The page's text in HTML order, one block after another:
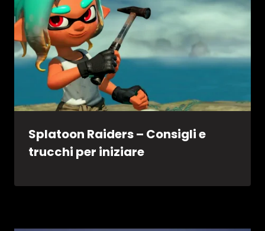
Splatoon Raiders – Consigli e
trucchi per iniziare